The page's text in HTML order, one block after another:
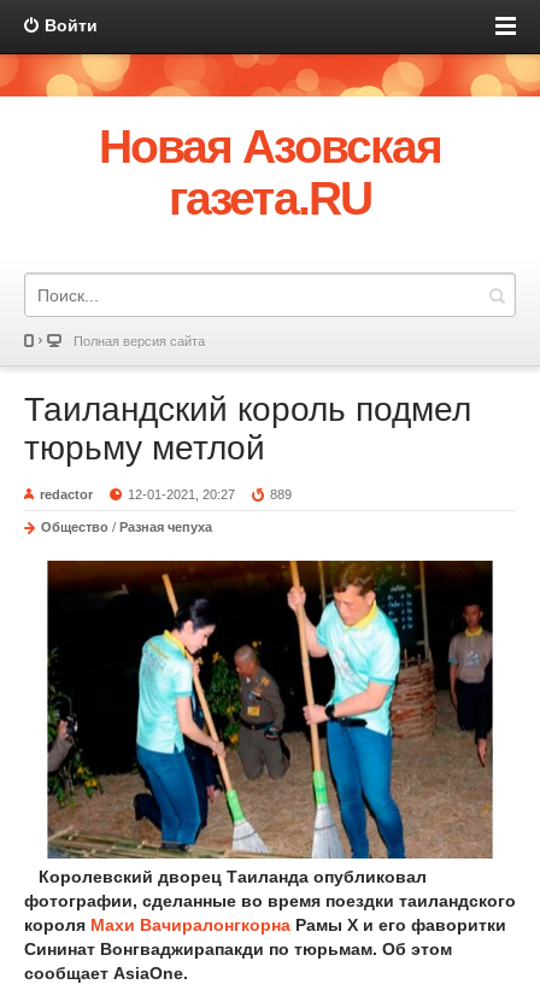
Войти
Новая Азовская
газета.RU
Полная версия сайта
Таиландский король подмел
тюрьму метлой
redactor 12-01-2021, 20:27 889
Общество / Разная чепуха
Королевский дворец Таиланда опубликовал
фотографии, сделанные во время поездки таиландского
короля Махи Вачиралонгкорна Рамы X и его фаворитки
Сининат Вонгваджирапакди по тюрьмам. Об этом
сообщает AsiaOne.